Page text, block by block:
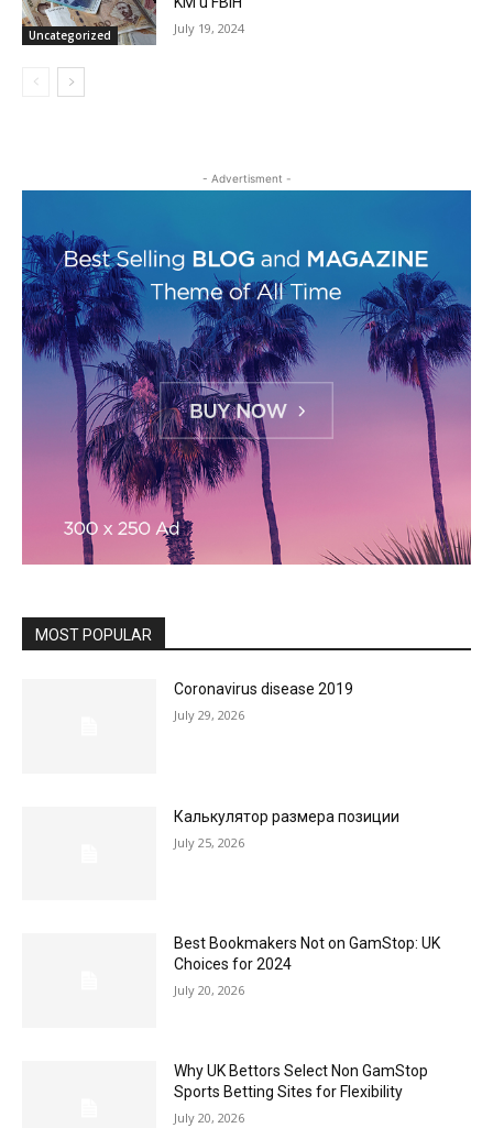
Uncategorized July 19, 2024
- Advertisment -
MOST POPULAR
Coronavirus disease 2019
July 29, 2026
Калькулятор размера позиции
July 25, 2026
Best Bookmakers Not on GamStop: UK
Choices for 2024
July 20, 2026
Why UK Bettors Select Non GamStop
Sports Betting Sites for Flexibility
July 20, 2026